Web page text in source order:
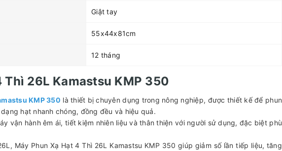
Giật tay
55x44x81cm
12 tháng
Thì 26L Kamastsu KMP 350
KMP 350 là thiết bị chuyên dụng trong nông nghiệp, được thiết kế để phun
hạt nhanh chóng, đồng đều và hiệu quả.
vận hành êm ái, tiết kiệm nhiên liệu và thân thiện với người sử dụng, đặc biệt phù
Máy Phun Xạ Hạt 4 Thì 26L Kamastsu KMP 350 giúp giảm số lần tiếp liệu, tăng